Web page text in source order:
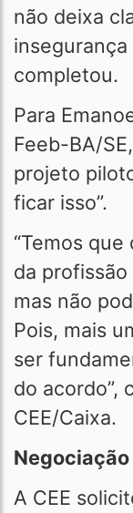
não deixa
insegurança
completou.
Para
Feeb-BA/
projeto
ficar isso”.
“Temos
da
mas não
Pois, mais
ser
do acordo”,
CEE/Caixa.
A CEE